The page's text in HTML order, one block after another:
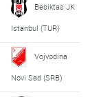
Besiktas JK
Istanbul (TUR)
Vojvodina
Novi Sad (SRB)